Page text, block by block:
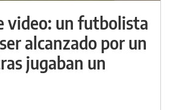
video: un futbolista
alcanzado por un
jugaban un